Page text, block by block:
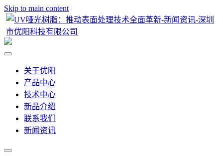
Skip to main content
关于优阳
产品中心
技术中心
新品介绍
联系我们
新闻资讯